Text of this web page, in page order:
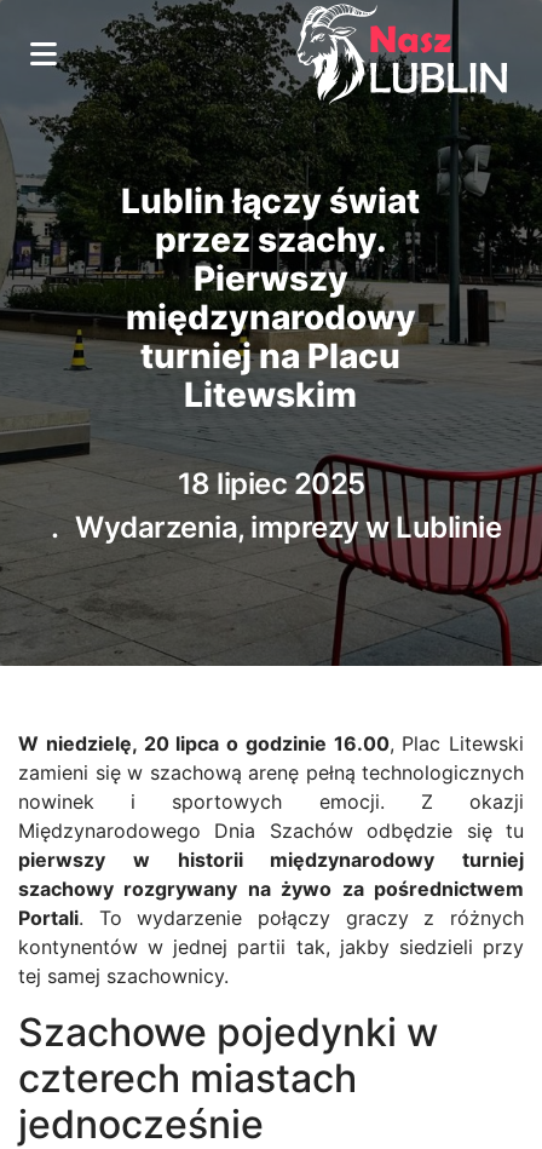
Lublin łączy świat
przez szachy.
Pierwszy
międzynarodowy
turniej na Placu
Litewskim
18 lipiec 2025
Wydarzenia, imprezy w Lublinie
W niedzielę, 20 lipca o godzinie 16.00, Plac Litewski
zamieni się w szachową arenę pełną technologicznych
nowinek i sportowych emocji. Z okazji
Międzynarodowego Dnia Szachów odbędzie się tu
pierwszy w historii międzynarodowy turniej
szachowy rozgrywany na żywo za pośrednictwem
Portali. To wydarzenie połączy graczy z różnych
kontynentów w jednej partii tak, jakby siedzieli przy
tej samej szachownicy.
Szachowe pojedynki w
czterech miastach
jednocześnie